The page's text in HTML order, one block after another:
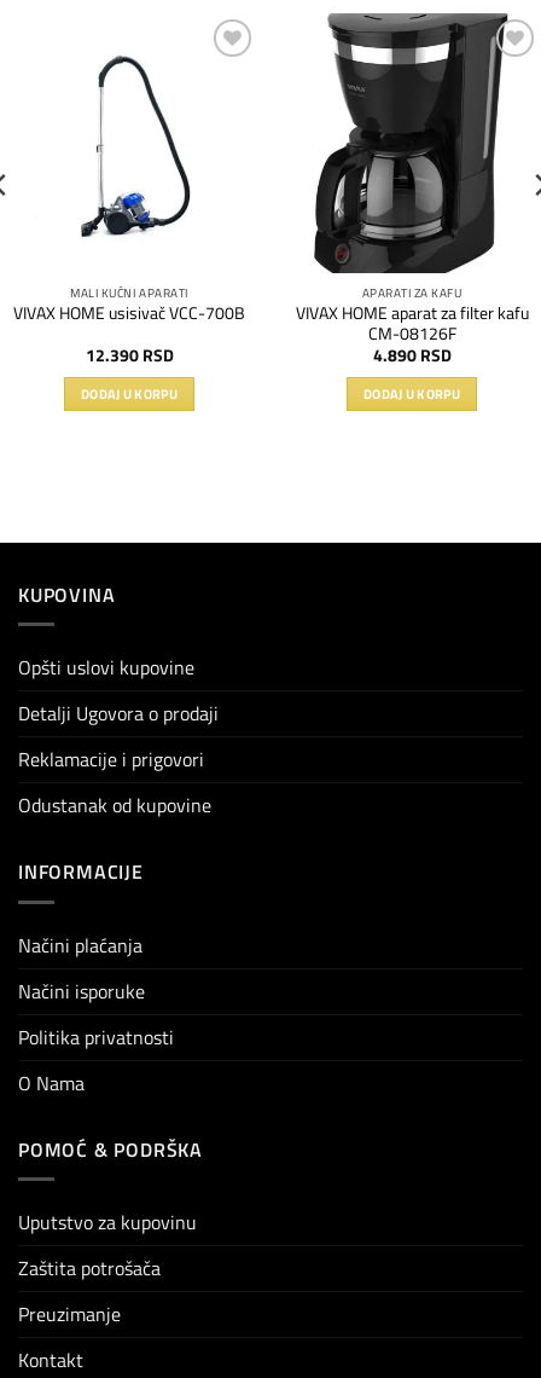
MALI KUĆNI APARATI
VIVAX HOME usisivač VCC-700B
12.390 RSD
DODAJ U KORPU
Dodaj
listu
APARATI ZA KAFU
VIVAX HOME aparat za filter kafu
CM-08126F
4.890 RSD
DODAJ U KORPU
KUPOVINA
Opšti uslovi kupovine
Detalji Ugovora o prodaji
Reklamacije i prigovori
Odustanak od kupovine
INFORMACIJE
Načini plaćanja
Načini isporuke
Politika privatnosti
O Nama
POMOĆ & PODRŠKA
Uputstvo za kupovinu
Zaštita potrošača
Preuzimanje
Kontakt